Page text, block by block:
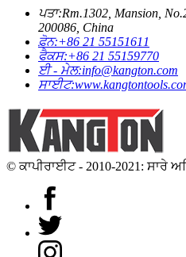
ਪਤਾ:Rm.1302, Mansion,
200086, China
ਫ਼ੋਨ:+86 21 55151611
ਫੈਕਸ:+86 21 55159770
ਈ - ਮੇਲ:info@kangton.com
ਸਾਈਟ:
© ਕਾਪੀਰਾਈਟ - 2010-2021: ਸਾਰੇ